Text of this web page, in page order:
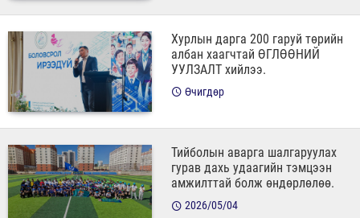
Хурлын дарга 200 гаруй төрийн
албан хаагчтай ӨГЛӨӨНИЙ
УУЛЗАЛТ хийлээ.
Өчигдөр
Тийболын аварга шалгаруулах
гурав дахь удаагийн тэмцээн
амжилттай болж өндөрлөлөө.
2026/05/04